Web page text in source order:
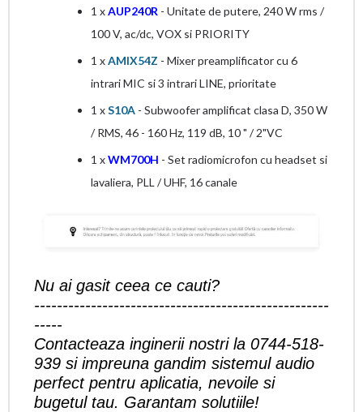
1 xAUP240R - Unitate de putere, 240 W rms /
100 V, ac/dc, VOX si PRIORITY
1 xAMIX54Z - Mixer preamplificator cu 6
intrari MIC si 3 intrari LINE, prioritate
1 xS10A - Subwoofer amplificat clasa D, 350 W
/ RMS, 46 - 160 Hz, 119 dB, 10 " / 2"VC
1 xWM700H - Set radiomicrofon cu headset si
lavaliera, PLL / UHF, 16 canale
Nu ai gasit ceea ce cauti?
----------------------------------------------------
-----
Contacteaza inginerii nostri la 0744-518-
939 si impreuna gandim sistemul audio
perfect pentru aplicatia, nevoile si
bugetul tau. Garantam solutiile!